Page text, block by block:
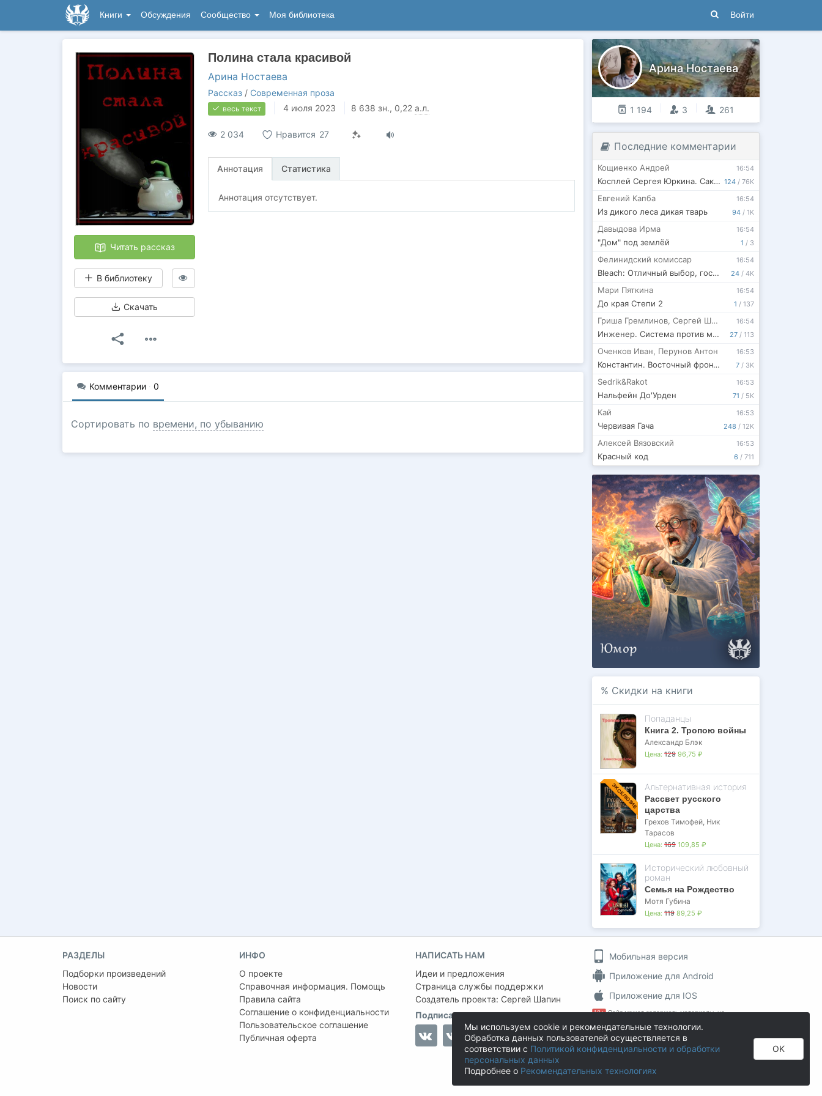
Книги Обсуждения Сообщество Моя библиотека Войти
Читать рассказ
В библиотеку
Скачать
Полина стала красивой
Арина Ностаева
Рассказ/ Современная проза
весь текст 4 июля 2023 8 638 зн., 0,22 а.л.
2 034 Нравится 27
Аннотация Статистика
Аннотация отсутствует.
Комментарии · 0
Сортировать по времени, по убыванию
Арина Ностаева
1 194 3 261
Последние комментарии
124 / 76K
16:54
Кощиенко Андрей
Косплей Сергея Юркина. Сакура-ян. (Часть вторая)
94 / 1K
16:54
Евгений Капба
Из дикого леса дикая тварь
1 / 3
16:54
Давыдова Ирма
"Дом" под землёй
24 / 4K
16:54
Фелинидский комиссар
Bleach: Отличный выбор, госпожа Айзен
1 / 137
16:54
Мари Пяткина
До края Степи 2
27 / 113
16:54
Гриша Гремлинов, Сергей Шиленко
Инженер. Система против монстров - 13
7 / 3K
16:53
Оченков Иван, Перунов Антон
Константин. Восточный фронтир Империи
71 / 5K
16:53
Sedrik&Rakot
Нальфейн До'Урден
248 / 12K
16:53
Кай
Червивая Гача
6 / 711
16:53
Алексей Вязовский
Красный код
% Скидки на книги
Попаданцы
Книга 2. Тропою войны
Александр Блэк
Цена: 129 96,75 ₽
ЭКСКЛЮЗИВ Альтернативная история
Рассвет русского
царства
Грехов Тимофей, Ник
Тарасов
Цена: 169 109,85 ₽
Исторический любовный
роман
Семья на Рождество
Мотя Губина
Цена: 119 89,25 ₽
РАЗДЕЛЫ
Подборки произведений
Новости
Поиск по сайту
ИНФО
О проекте
Справочная информация. Помощь
Правила сайта
Соглашение о конфиденциальности
Пользовательское соглашение
Публичная оферта
НАПИСАТЬ НАМ
Идеи и предложения
Страница службы поддержки
Создатель проекта: Сергей Шапин
Подписаться на нас
Мобильная версия
Приложение для Android
Приложение для IOS
18+ Сайт может содержать материалы, не
достигшими 18 лет!
На информационном ресурсе применяются
рекомендательные технологии.
Author.Today © 2016 - 2026
Мы используем cookie и рекомендательные технологии.
Обработка данных пользователей осуществляется в
соответствии с Политикой конфиденциальности и обработки
персональных данных
Подробнее о Рекомендательных технологиях
OK